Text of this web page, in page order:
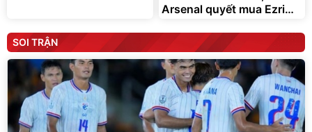
Arsenal quyết mua Ezri
SOI TRẬN